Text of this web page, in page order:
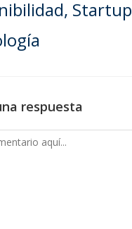
, Startup
respuesta